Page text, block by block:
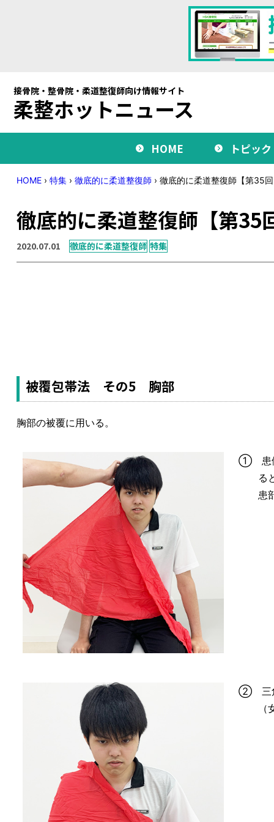
接骨院・整骨院・柔道整復師向け情報サイト
柔整ホットニュース
HOME トピック
HOME › 特集 › 徹底的に柔道整復師 › 徹底的に柔道整復師【第35
徹底的に柔道整復師【第
2020.07.01 徹底的に柔道整復師 特集
被覆包帯法 その5 胸部
胸部の被覆に用いる。
① 患側
る
患
② 三角